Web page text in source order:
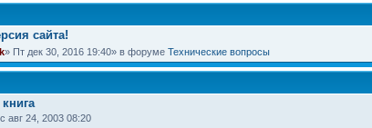
сайта!
» Пт дек 30, 2016 19:40» в форуме Технические вопросы
авг 24, 2003 08:20